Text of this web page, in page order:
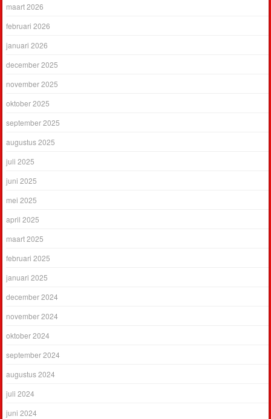
maart 2026
februari 2026
januari 2026
december 2025
november 2025
oktober 2025
september 2025
augustus 2025
juli 2025
juni 2025
mei 2025
april 2025
maart 2025
februari 2025
januari 2025
december 2024
november 2024
oktober 2024
september 2024
augustus 2024
juli 2024
juni 2024